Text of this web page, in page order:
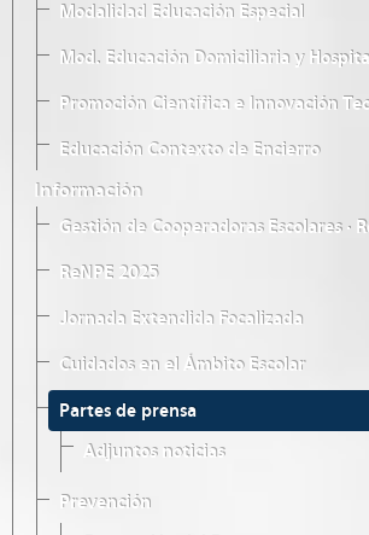
Modalidad Educación Especial
Mod. Educación Domiciliaria y
Promoción Científica e Innovación
Educación Contexto de Encierro
Información
Gestión de Cooperadoras Escolares ·
ReNPE 2025
Jornada Extendida Focalizada
Cuidados en el Ámbito Escolar
Partes de prensa
Adjuntos noticias
Prevención